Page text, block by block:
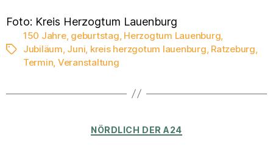
Foto: Kreis Herzogtum Lauenburg
Schlagwörter
150 Jahre, geburtstag Herzogtum Lauenburg
Jubiläum Juni kreis herzgotum lauenburg Ratzeburg
Termin Veranstaltung
Kategorien
NÖRDLICH DER A24